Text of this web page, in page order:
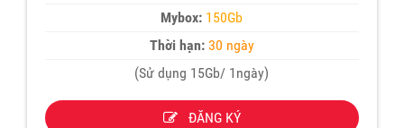
Mybox: 150Gb
Thời hạn:30 ngày
(Sử dụng 15Gb/ 1ngày)
ĐĂNG KÝ